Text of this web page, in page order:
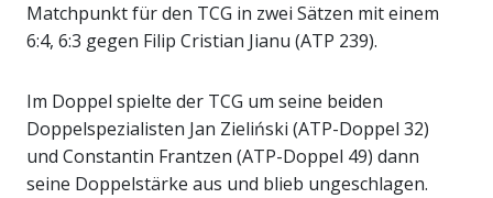
Matchpunkt für den TCG in zwei Sätzen mit einem
6:4, 6:3 gegen Filip Cristian Jianu (ATP 239).
Im Doppel spielte der TCG um seine beiden
Doppelspezialisten Jan Zieliński (ATP-Doppel 32)
und Constantin Frantzen (ATP-Doppel 49) dann
seine Doppelstärke aus und blieb ungeschlagen.